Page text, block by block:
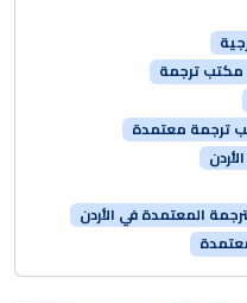
مكتب ترجمة
ترجمة معتمدة
المعتمدة في الأردن